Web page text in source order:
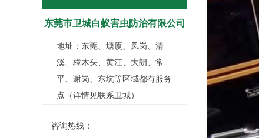
东莞市卫城白蚁害虫防治有限公司
地址：东莞、塘厦、凤岗、清
溪、樟木头、黄江、大朗、常
平、谢岗、东坑等区域都有服务
点（详情见联系卫城）
咨询热线：